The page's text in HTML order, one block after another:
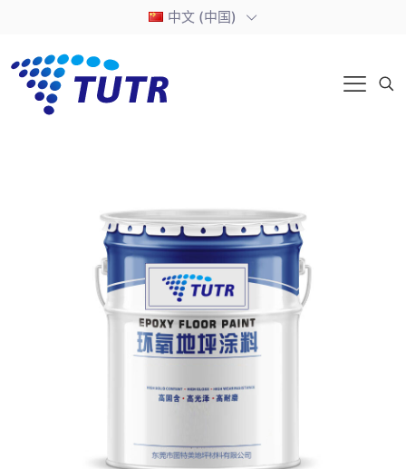
中文 (中国)